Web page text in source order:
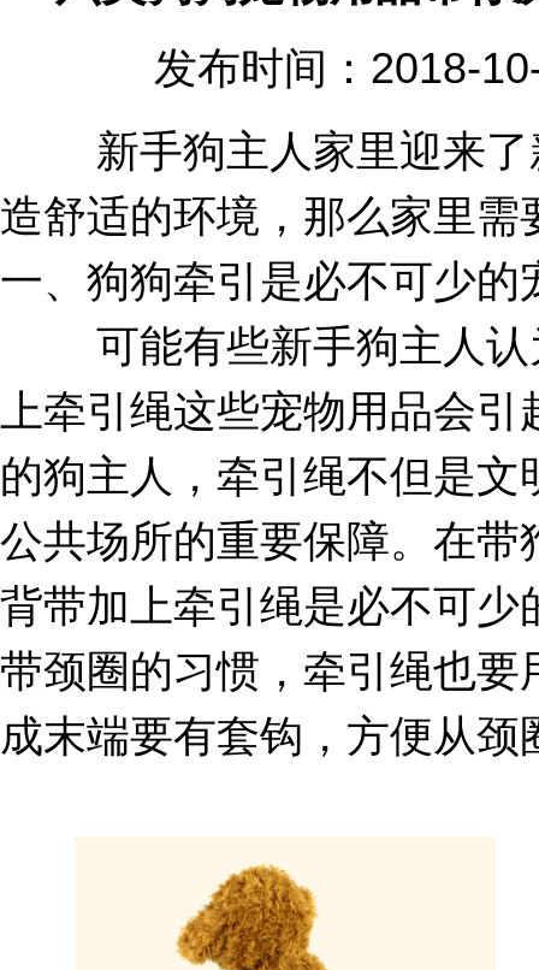
发布时间：2018-
新手狗主人家里迎来了
造舒适的环境，那么家里需
一、狗狗牵引是必不可少的
可能有些新手狗主人认
上牵引绳这些宠物用品会
的狗主人，牵引绳不但是
公共场所的重要保障。在
背带加上牵引绳是必不可
带颈圈的习惯，牵引绳也
成末端要有套钩，方便从